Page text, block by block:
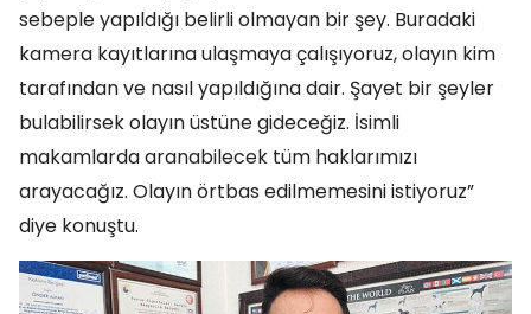
sebeple yapıldığı belirli olmayan bir şey. Buradaki
kamera kayıtlarına ulaşmaya çalışıyoruz, olayın kim
tarafından ve nasıl yapıldığına dair. Şayet bir şeyler
bulabilirsek olayın üstüne gideceğiz. İsimli
makamlarda aranabilecek tüm haklarımızı
arayacağız. Olayın örtbas edilmemesini istiyoruz”
diye konuştu.